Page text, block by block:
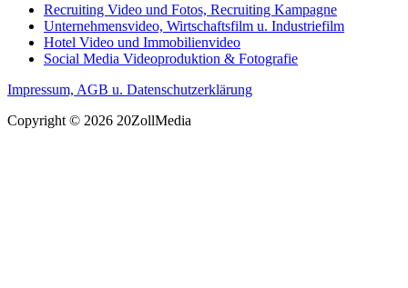
Recruiting Video und Fotos, Recruiting Kampagne
Unternehmensvideo, Wirtschaftsfilm u. Industriefilm
Hotel Video und Immobilienvideo
Social Media Videoproduktion & Fotografie
Impressum, AGB u. Datenschutzerklärung
Copyright © 2026 20ZollMedia